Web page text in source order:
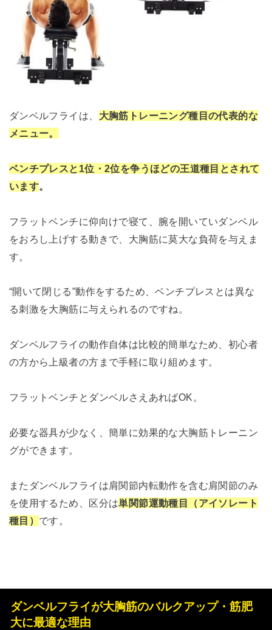
ダンベルフライは、 大胸筋トレーニング種目の代表的な
メニュー。
ベンチプレスと1位・2位を争うほどの王道種目とされて
います。
フラットベンチに仰向けで寝て、腕を開いていダンベル
をおろし上げする動きで、大胸筋に莫大な負荷を与えま
す。
“開いて閉じる”動作をするため、ベンチプレスとは異な
る刺激を大胸筋に与えられるのですね。
ダンベルフライの動作自体は比較的簡単なため、初心者
の方から上級者の方まで手軽に取り組めます。
フラットベンチとダンベルさえあればOK。
必要な器具が少なく、簡単に効果的な大胸筋トレーニン
グができます。
またダンベルフライは肩関節内転動作を含む肩関節のみ
を使用するため、区分は単関節運動種目（アイソレート
種目） です。
ダンベルフライが大胸筋のバルクアップ・筋肥
大に最適な理由